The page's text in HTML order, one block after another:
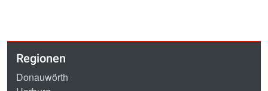
Regionen
Donauwörth